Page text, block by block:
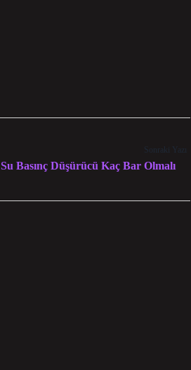
Sonraki Yazı
Su Basınç Düşürücü Kaç Bar Olmalı